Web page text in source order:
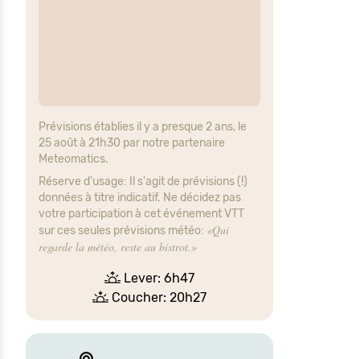
Prévisions établies il y a presque 2 ans, le
25 août à 21h30 par notre partenaire
Meteomatics.
Réserve d'usage: Il s'agit de prévisions (!)
données à titre indicatif. Ne décidez pas
votre participation à cet événement VTT
sur ces seules prévisions météo: «Qui
regarde la météo, reste au bistrot.»
Lever: 6h47
Coucher: 20h27